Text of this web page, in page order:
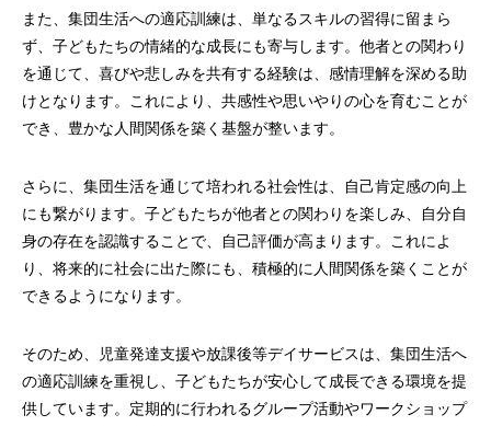
また、集団生活への適応訓練は、単なるスキルの習得に留まら
ず、子どもたちの情緒的な成長にも寄与します。他者との関わり
を通じて、喜びや悲しみを共有する経験は、感情理解を深める助
けとなります。これにより、共感性や思いやりの心を育むことが
でき、豊かな人間関係を築く基盤が整います。
さらに、集団生活を通じて培われる社会性は、自己肯定感の向上
にも繋がります。子どもたちが他者との関わりを楽しみ、自分自
身の存在を認識することで、自己評価が高まります。これによ
り、将来的に社会に出た際にも、積極的に人間関係を築くことが
できるようになります。
そのため、児童発達支援や放課後等デイサービスは、集団生活へ
の適応訓練を重視し、子どもたちが安心して成長できる環境を提
供しています。定期的に行われるグループ活動やワークショップ